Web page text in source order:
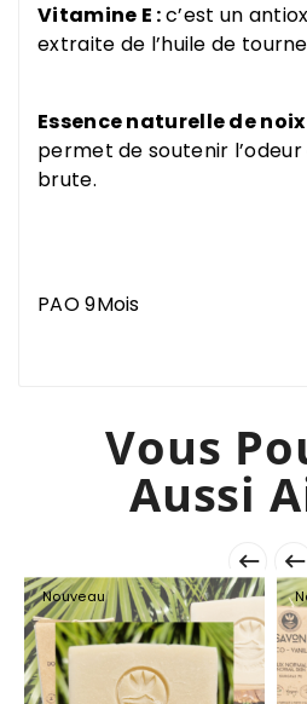
Vitamine E :c’est un
extraite de l’huile de
Essence naturelle de
permet de soutenir l’odeur
brute.
PAO 9Mois
Vous
Aussi
 
Nouveau